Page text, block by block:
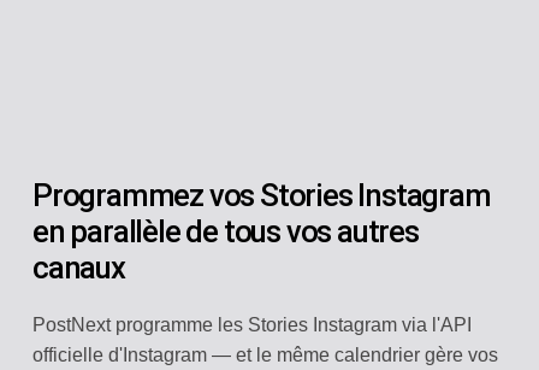
Programmez vos Stories Instagram
en parallèle de tous vos autres
canaux
PostNext programme les Stories Instagram via l'API
officielle d'Instagram — et le même calendrier gère vos